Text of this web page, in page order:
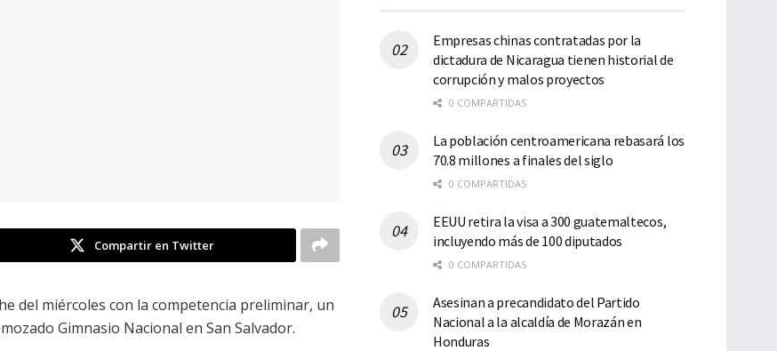
Compartir en Twitter
del miércoles con la competencia preliminar, un
Gimnasio Nacional en San Salvador.
Empresas chinas contratadas por la
dictadura de Nicaragua tienen historial de
corrupción y malos proyectos
0 COMPARTIDAS
La población centroamericana rebasará los
70.8 millones a finales del siglo
0 COMPARTIDAS
EEUU retira la visa a 300 guatemaltecos,
incluyendo más de 100 diputados
0 COMPARTIDAS
Asesinan a precandidato del Partido
Nacional a la alcaldía de Morazán en
Honduras